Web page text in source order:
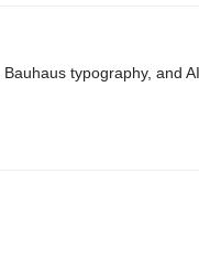
typography, and